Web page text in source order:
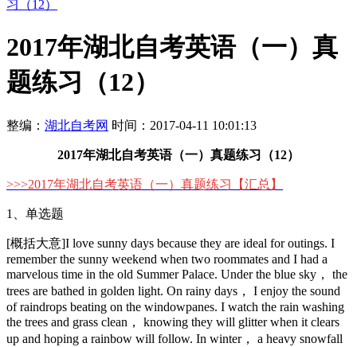
习（12）
2017年湖北自考英语（一）真
题练习（12）
整编： 湖北自考网 时间：2017-04-11 10:01:13
2017年湖北自考英语（一）真题练习（12）
>>>2017年湖北自考英语（一）真题练习 【汇总】
1、单选题
[概括大意]I love sunny days because they are ideal for outings. I
remember the sunny weekend when two roommates and I had a
marvelous time in the old Summer Palace. Under the blue sky， the
trees are bathed in golden light. On rainy days， I enjoy the sound
of raindrops beating on the windowpanes. I watch the rain washing
the trees and grass clean， knowing they will glitter when it clears
up and hoping a rainbow will follow. In winter， a heavy snowfall